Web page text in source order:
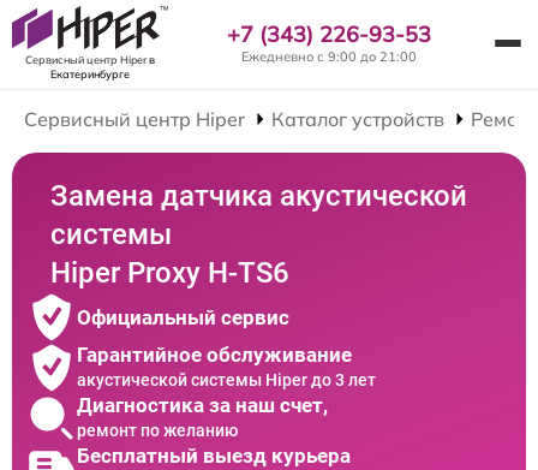
Сервисный центр Hiperв
Екатеринбурге
+7 (343) 226-93-53
Ежедневно с 9:00 до 21:00
Сервисный центр Hiper Каталог устройств
Замена датчика акустической
системы
Hiper Proxy H-TS6
Официальный сервис
Гарантийное обслуживание
акустической системы Hiper до 3 лет
Диагностика за наш счет,
ремонт по желанию
Бесплатный выезд курьера